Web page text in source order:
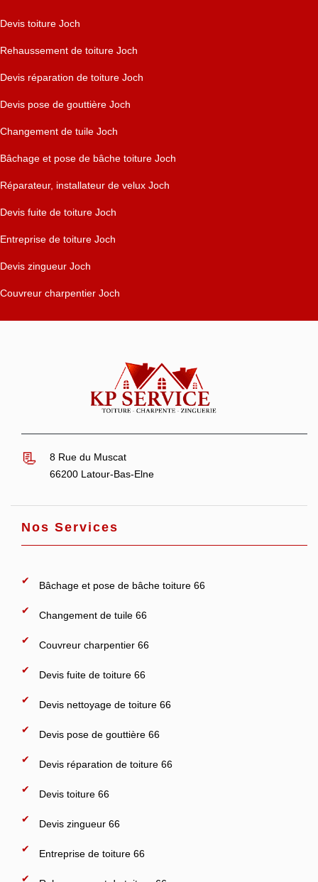
Devis toiture Joch
Rehaussement de toiture Joch
Devis réparation de toiture Joch
Devis pose de gouttière Joch
Changement de tuile Joch
Bâchage et pose de bâche toiture Joch
Réparateur, installateur de velux Joch
Devis fuite de toiture Joch
Entreprise de toiture Joch
Devis zingueur Joch
Couvreur charpentier Joch
8 Rue du Muscat
66200 Latour-Bas-Elne
Nos Services
Bâchage et pose de bâche toiture 66
Changement de tuile 66
Couvreur charpentier 66
Devis fuite de toiture 66
Devis nettoyage de toiture 66
Devis pose de gouttière 66
Devis réparation de toiture 66
Devis toiture 66
Devis zingueur 66
Entreprise de toiture 66